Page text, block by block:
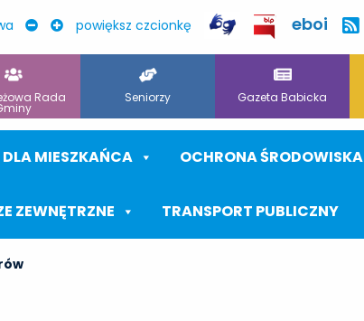
powiększ czcionkę eboi
Rada Seniorzy Gazeta Babicka
DLA MIESZKAŃCA OCHRONA ŚRODOWISKA
ZEWNĘTRZNE TRANSPORT PUBLICZNY